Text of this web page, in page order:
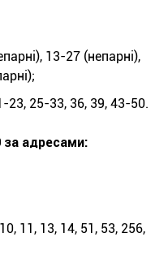
13-27 (непарні),
25-33, 36, 39, 43-50.
за адресами:
11, 13, 14, 51, 53, 256,